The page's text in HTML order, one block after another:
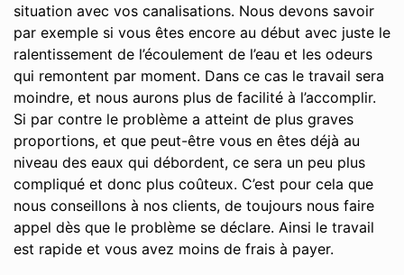
situation avec vos canalisations. Nous devons savoir
par exemple si vous êtes encore au début avec juste le
ralentissement de l’écoulement de l’eau et les odeurs
qui remontent par moment. Dans ce cas le travail sera
moindre, et nous aurons plus de facilité à l’accomplir.
Si par contre le problème a atteint de plus graves
proportions, et que peut-être vous en êtes déjà au
niveau des eaux qui débordent, ce sera un peu plus
compliqué et donc plus coûteux. C’est pour cela que
nous conseillons à nos clients, de toujours nous faire
appel dès que le problème se déclare. Ainsi le travail
est rapide et vous avez moins de frais à payer.